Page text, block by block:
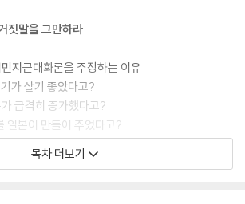
짓말을 그만하라
지근대화론을 주장하는 이유
가 살기 좋았다고?
급격히 증가했다고?
일본이 만들어 주었다고?
발전소가 많이 만들어졌다고?
본이 폐지시켜 주었다고?
목차 더보기